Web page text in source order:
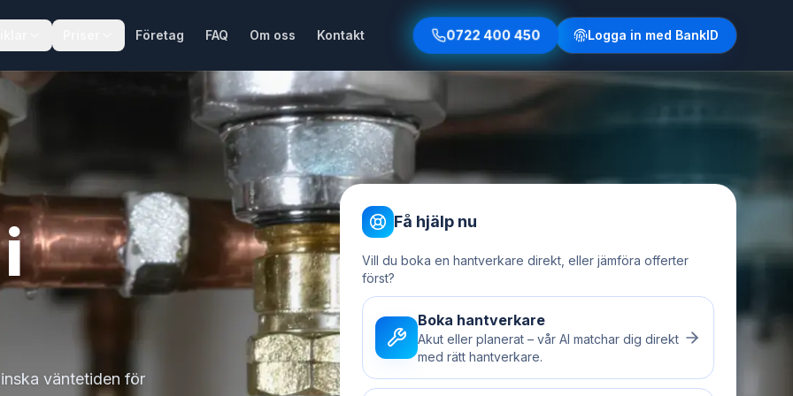
Företag FAQ Om oss Kontakt 0722 400 450 Logga in med BankID
väntetiden för
Få hjälp nu
Vill du boka en hantverkare direkt, eller jämföra offerter
först?
Boka hantverkare
Akut eller planerat – vår AI matchar dig direkt
med rätt hantverkare.